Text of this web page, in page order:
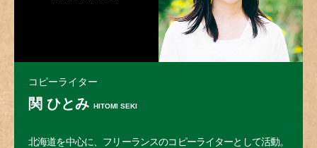
コピーライター
関 ひとみ HITOMI SEKI
北海道を中心に、フリーランスのコピーライターとして活動。